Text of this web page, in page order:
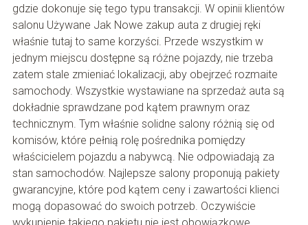
gdzie dokonuje się tego typu transakcji. W opinii klientów
salonu Używane Jak Nowe zakup auta z drugiej ręki
właśnie tutaj to same korzyści. Przede wszystkim w
jednym miejscu dostępne są różne pojazdy, nie trzeba
zatem stale zmieniać lokalizacji, aby obejrzeć rozmaite
samochody. Wszystkie wystawiane na sprzedaż auta są
dokładnie sprawdzane pod kątem prawnym oraz
technicznym. Tym właśnie solidne salony różnią się od
komisów, które pełnią rolę pośrednika pomiędzy
właścicielem pojazdu a nabywcą. Nie odpowiadają za
stan samochodów. Najlepsze salony proponują pakiety
gwarancyjne, które pod kątem ceny i zawartości klienci
mogą dopasować do swoich potrzeb. Oczywiście